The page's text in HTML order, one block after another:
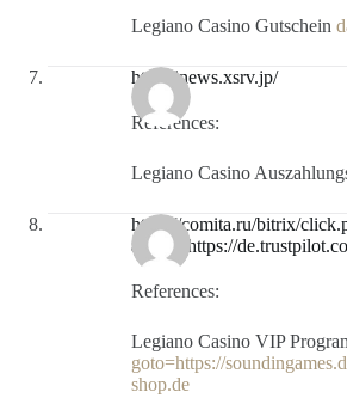
Legiano Casino Gutschein
http://jnews.xsrv.jp/
References:
Legiano Casino
https://comita.ru/bitrix/
action=https://
References:
Legiano Casino VIP
goto=https://
shop.de